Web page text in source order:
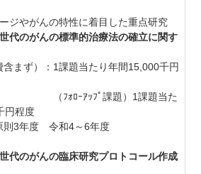
ジやがんの特性に着目した重点研究
代のがんの標準的治療法の確立に関す
まず）：1課題当たり年間15,000千円
ﾟ課題）1課題当た
円程度
則3年度 令和4～6年度
代のがんの臨床研究プロトコール作成